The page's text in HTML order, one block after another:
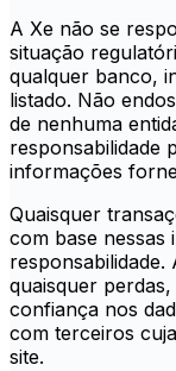
A Xe não se
situação
qualquer banco,
listado. Não
de nenhuma
responsabilidade
informações
Quaisquer
com base nessas
quaisquer
confiança nos
com terceiros
site.